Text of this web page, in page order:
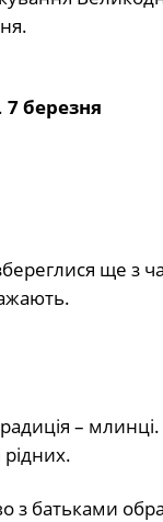
7 березня
ще з
– млинці.
з батьками